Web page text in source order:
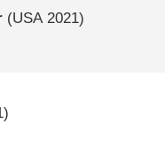
(USA2021)